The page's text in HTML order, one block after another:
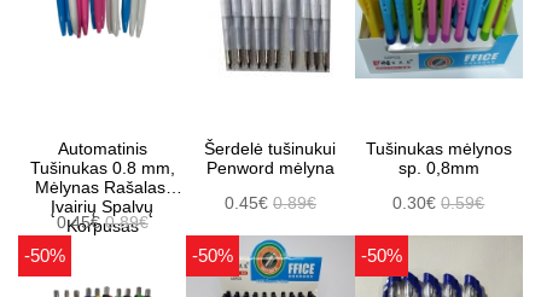
Automatinis
Tušinukas 0.8 mm,
Mėlynas Rašalas,
Įvairių Spalvų
Korpusas
0.45€0.89€
Šerdelė tušinukui
Penword mėlyna
0.45€ 0.89€
Tušinukas mėlynos
sp. 0,8mm
0.30€0.59€
-50% -50% -50%